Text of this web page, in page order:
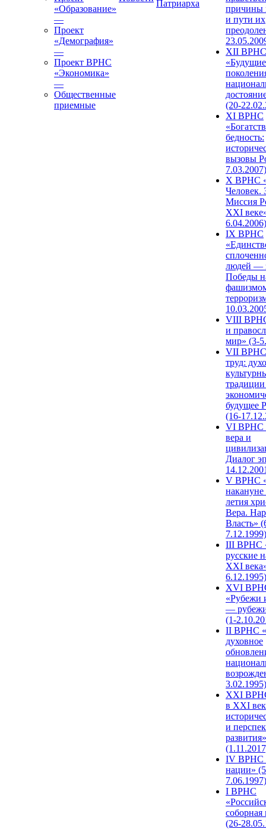
«Образование»
—
Проект
«Демография»
—
Проект ВРНС
«Экономика»
—
Общественные
приемные
Патриарха
причины
и пути их
XII ВРНС
«Будущие
(20-
XI ВРНС
бедность:
вызовы
7.03.2007)
X ВРНС
Человек.
Миссия
XXI
6.04.2006)
IX ВРНС
людей —
Победы
VIII
и
мир» (3-
VII ВРНС
труд:
будущее
(16-
VI ВРНС
вера и
Диалог
V ВРНС
накануне
летия
Вера.
Власть»
7.12.1999)
III ВРНС
русские
XXI
6.12.1995)
XVI
«Рубежи
—
(1-
II ВРНС
духовное
3.02.1995)
XХI
в XXI
и
развития»
IV ВРНС
нации»
7.06.1997)
I ВРНС
(26-